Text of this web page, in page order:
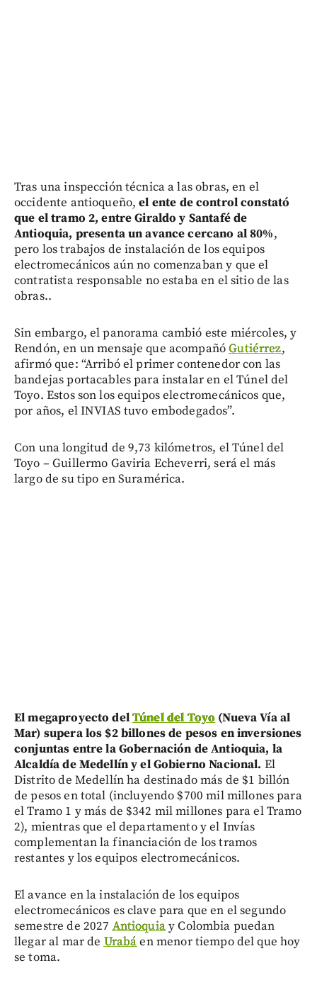
Tras una inspección técnica a las obras, en el
occidente antioqueño,el ente de control constató
que el tramo 2, entre Giraldo y Santafé de
Antioquia, presenta un avance cercano al 80%,
pero los trabajos de instalación de los equipos
electromecánicos aún no comenzaban y que el
contratista responsable no estaba en el sitio de las
obras..
Sin embargo, el panorama cambió este miércoles, y
Rendón, en un mensaje que acompañóGutiérrez,
afirmó que: “Arribó el primer contenedor con las
bandejas portacables para instalar en el Túnel del
Toyo. Estos son los equipos electromecánicos que,
por años, el INVIAS tuvo embodegados”.
Con una longitud de 9,73 kilómetros, el Túnel del
Toyo – Guillermo Gaviria Echeverri, será el más
largo de su tipo en Suramérica.
El megaproyecto delTúnel del Toyo (Nueva Vía al
Mar) supera los $2 billones de pesos en inversiones
conjuntas entre la Gobernación de Antioquia, la
Alcaldía de Medellín y el Gobierno Nacional. El
Distrito de Medellín ha destinado más de $1 billón
de pesos en total (incluyendo $700 mil millones para
el Tramo 1 y más de $342 mil millones para el Tramo
2), mientras que el departamento y el Invías
complementan la financiación de los tramos
restantes y los equipos electromecánicos.
El avance en la instalación de los equipos
electromecánicos es clave para que en el segundo
semestre de 2027 Antioquiay Colombia puedan
llegar al mar de Urabáen menor tiempo del que hoy
se toma.